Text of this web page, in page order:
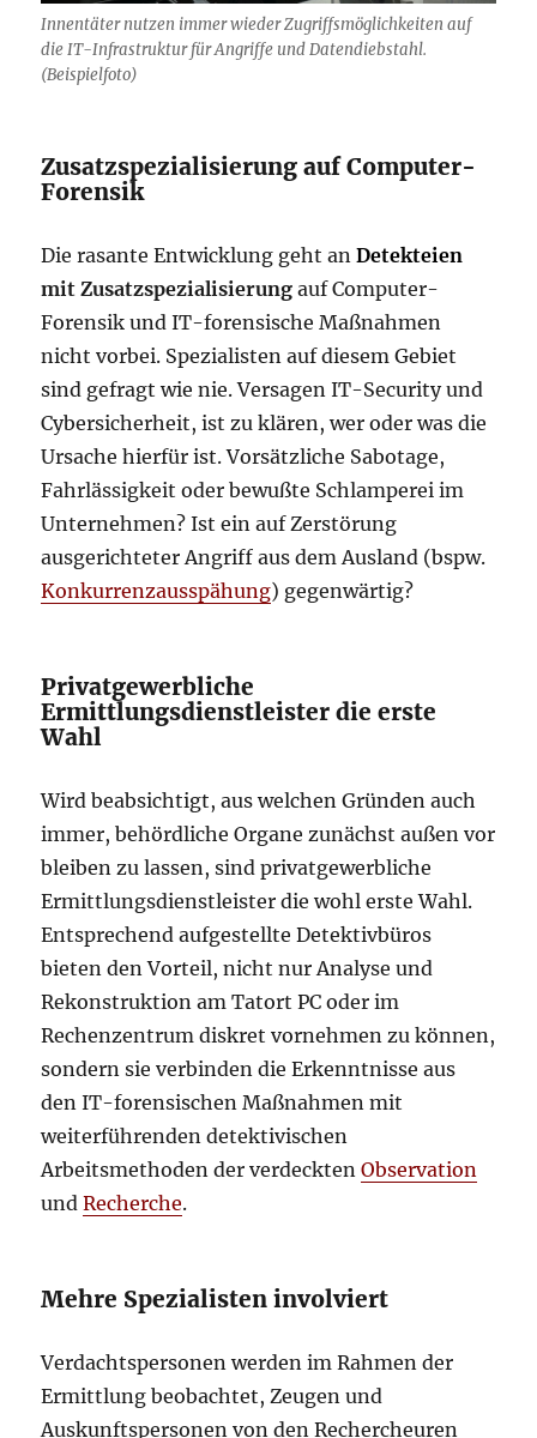
Innentäter nutzen immer wieder Zugriffsmöglichkeiten auf
die IT-Infrastruktur für Angriffe und Datendiebstahl.
(Beispielfoto)
Zusatzspezialisierung auf Computer-
Forensik
Die rasante Entwicklung geht anDetekteien
mit Zusatzspezialisierung auf Computer-
Forensik und IT-forensische Maßnahmen
nicht vorbei. Spezialisten auf diesem Gebiet
sind gefragt wie nie. Versagen IT-Security und
Cybersicherheit, ist zu klären, wer oder was die
Ursache hierfür ist. Vorsätzliche Sabotage,
Fahrlässigkeit oder bewußte Schlamperei im
Unternehmen? Ist ein auf Zerstörung
ausgerichteter Angriff aus dem Ausland (bspw.
Konkurrenzausspähung) gegenwärtig?
Privatgewerbliche
Ermittlungsdienstleister die erste
Wahl
Wird beabsichtigt, aus welchen Gründen auch
immer, behördliche Organe zunächst außen vor
bleiben zu lassen, sind privatgewerbliche
Ermittlungsdienstleister die wohl erste Wahl.
Entsprechend aufgestellte Detektivbüros
bieten den Vorteil, nicht nur Analyse und
Rekonstruktion am Tatort PC oder im
Rechenzentrum diskret vornehmen zu können,
sondern sie verbinden die Erkenntnisse aus
den IT-forensischen Maßnahmen mit
weiterführenden detektivischen
Arbeitsmethoden der verdecktenObservation
undRecherche.
Mehre Spezialisten involviert
Verdachtspersonen werden im Rahmen der
Ermittlung beobachtet, Zeugen und
Auskunftspersonen von den Rechercheuren